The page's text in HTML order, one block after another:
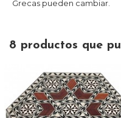
Grecas pueden cambiar.
8 productos que